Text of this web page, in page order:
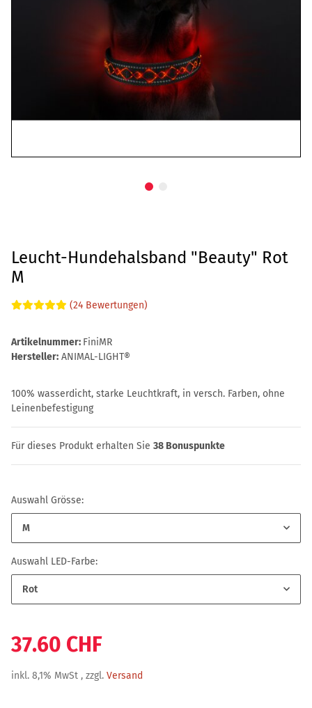
Leucht-Hundehalsband "Beauty" Rot
M
(24 Bewertungen)
Artikelnummer: FiniMR
Hersteller: ANIMAL-LIGHT®
100% wasserdicht, starke Leuchtkraft, in versch. Farben, ohne
Leinenbefestigung
Für dieses Produkt erhalten Sie 38 Bonuspunkte
Auswahl Grösse:
M
Auswahl LED-Farbe:
Rot
37.60 CHF
inkl. 8,1% MwSt , zzgl. Versand